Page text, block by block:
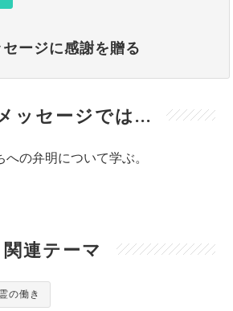
セージに感謝を贈る
ッセージでは...
の弁明について学ぶ。
関連テーマ
の働き